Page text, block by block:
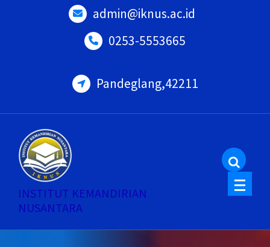
admin@iknus.ac.id
0253-5553665
Pandeglang,42211
INSTITUT KEMANDIRIAN
NUSANTARA